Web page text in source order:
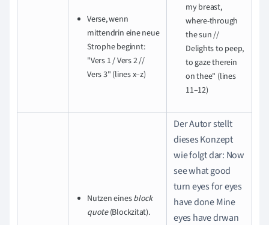
Verse, wenn
mittendrin eine neue
Strophe beginnt:
"Vers 1 / Vers 2 //
Vers 3" (lines x–z)
my breast,
where-through
the sun //
Delights to peep,
to gaze therein
on thee" (lines
11–12)
Nutzen einesblock
quote(Blockzitat).
Der Autor stellt
dieses Konzept
wie folgt dar: Now
see what good
turn eyes for eyes
have done Mine
eyes have drwan